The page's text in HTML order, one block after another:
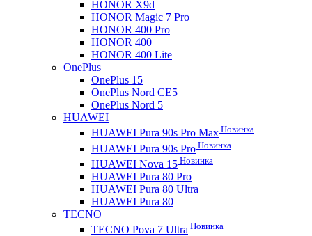
HONOR X9d
HONOR Magic 7 Pro
HONOR 400 Pro
HONOR 400
HONOR 400 Lite
OnePlus
OnePlus 15
OnePlus Nord CE5
OnePlus Nord 5
HUAWEI
HUAWEI Pura 90s Pro Max Новинка
HUAWEI Pura 90s Pro Новинка
HUAWEI Nova 15 Новинка
HUAWEI Pura 80 Pro
HUAWEI Pura 80 Ultra
HUAWEI Pura 80
TECNO
TECNO Pova 7 Ultra Новинка